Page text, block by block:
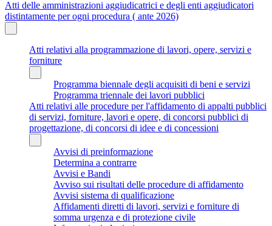
Atti delle amministrazioni aggiudicatrici e degli enti aggiudicatori
distintamente per ogni procedura ( ante 2026)
Atti relativi alla programmazione di lavori, opere, servizi e
forniture
Programma biennale degli acquisiti di beni e servizi
Programma triennale dei lavori pubblici
Atti relativi alle procedure per l'affidamento di appalti pubblici
di servizi, forniture, lavori e opere, di concorsi pubblici di
progettazione, di concorsi di idee e di concessioni
Avvisi di preinformazione
Determina a contrarre
Avvisi e Bandi
Avviso sui risultati delle procedure di affidamento
Avvisi sistema di qualificazione
Affidamenti diretti di lavori, servizi e forniture di
somma urgenza e di protezione civile